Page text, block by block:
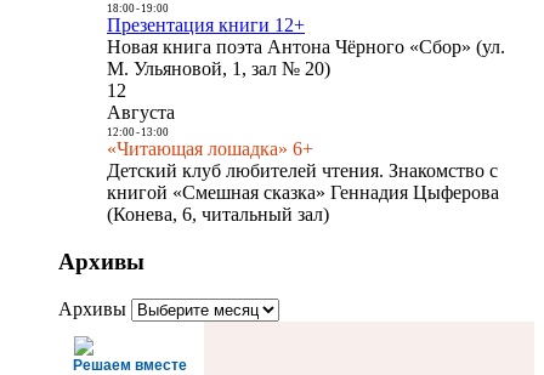
18:00- 19:00
Презентация книги 12+
Новая книга поэта Антона Чёрного «Сбор» (ул.
М. Ульяновой, 1, зал № 20)
12
Августа
12:00- 13:00
«Читающая лошадка» 6+
Детский клуб любителей чтения. Знакомство с
книгой «Смешная сказка» Геннадия Цыферова
(Конева, 6, читальный зал)
Архивы
Архивы
Решаем вместе